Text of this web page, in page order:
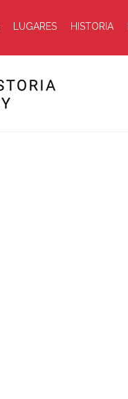
LUGARES HISTORIA